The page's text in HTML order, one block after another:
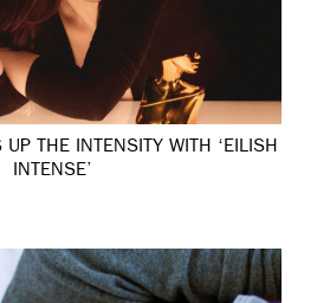
THE INTENSITY WITH ‘EILISH
INTENSE’